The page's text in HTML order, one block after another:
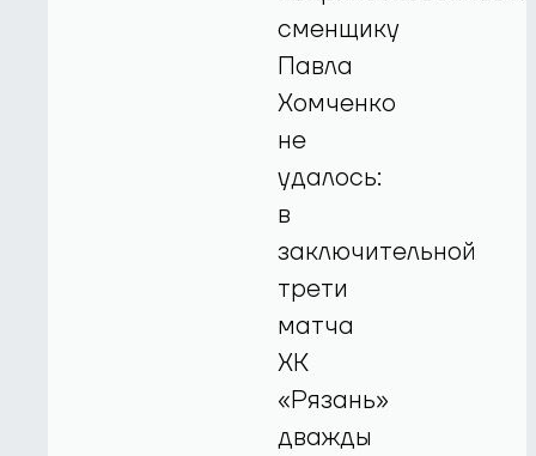
сменщику
Павла
Хомченко
не
удалось:
в
заключительной
трети
матча
ХК
«Рязань»
дважды